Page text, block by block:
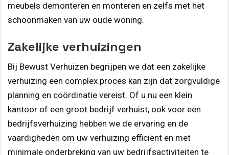
meubels demonteren en monteren en zelfs met het
schoonmaken van uw oude woning.
Zakelijke verhuizingen
Bij Bewust Verhuizen begrijpen we dat een zakelijke
verhuizing een complex proces kan zijn dat zorgvuldige
planning en coördinatie vereist. Of u nu een klein
kantoor of een groot bedrijf verhuist, ook voor een
bedrijfsverhuizing hebben we de ervaring en de
vaardigheden om uw verhuizing efficiënt en met
minimale onderbreking van uw bedrijfsactiviteiten te